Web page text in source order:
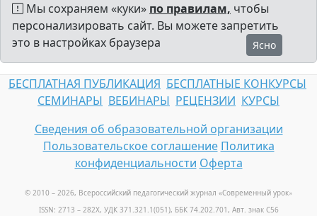
Мы сохраняем «куки» по правилам, чтобы
персонализировать сайт. Вы можете запретить
это в настройках браузера
Ясно
БЕСПЛАТНАЯ ПУБЛИКАЦИЯ БЕСПЛАТНЫЕ КОНКУРСЫ
СЕМИНАРЫ ВЕБИНАРЫ РЕЦЕНЗИИ КУРСЫ
Сведения об образовательной организации
Пользовательское соглашение Политика
конфиденциальности Оферта
© 2010 – 2026, Всероссийский педагогический журнал «Современный урок»
ISSN: 2713 – 282X, УДК 371.321.1(051), ББК 74.202.701, Авт. знак С56